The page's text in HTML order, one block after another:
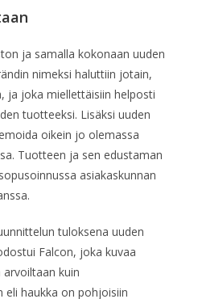
ja samalla kokonaan uuden
nimeksi haluttiin jotain,
ja joka miellettäisiin helposti
tuotteeksi. Lisäksi uuden
oikein jo olemassa
Tuotteen ja sen edustaman
asiakaskunnan
tuloksena uuden
Falcon, joka kuvaa
kuin
eli haukka on pohjoisiin